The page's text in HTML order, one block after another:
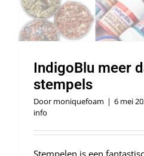
IndigoBlu meer
stempels
Door moniquefoam | 6 mei
info